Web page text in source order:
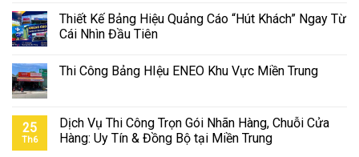
Thiết Kế Bảng Hiệu Quảng Cáo “Hút Khách” Ngay Từ
Cái Nhìn Đầu Tiên
Thi Công Bảng HIệu ENEO Khu Vực Miền Trung
25
Th6
Dịch Vụ Thi Công Trọn Gói Nhãn Hàng, Chuỗi Cửa
Hàng: Uy Tín & Đồng Bộ tại Miền Trung